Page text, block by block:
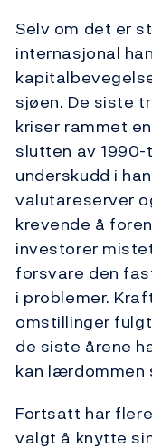
Selv om det er
internasjonal
sjøen. De siste
kriser rammet
slutten av
underskudd i
valutareserver
krevende å
investorer
forsvare den
i problemer.
omstillinger
de siste årene
kan lærdommen
Fortsatt har
valgt å knytte